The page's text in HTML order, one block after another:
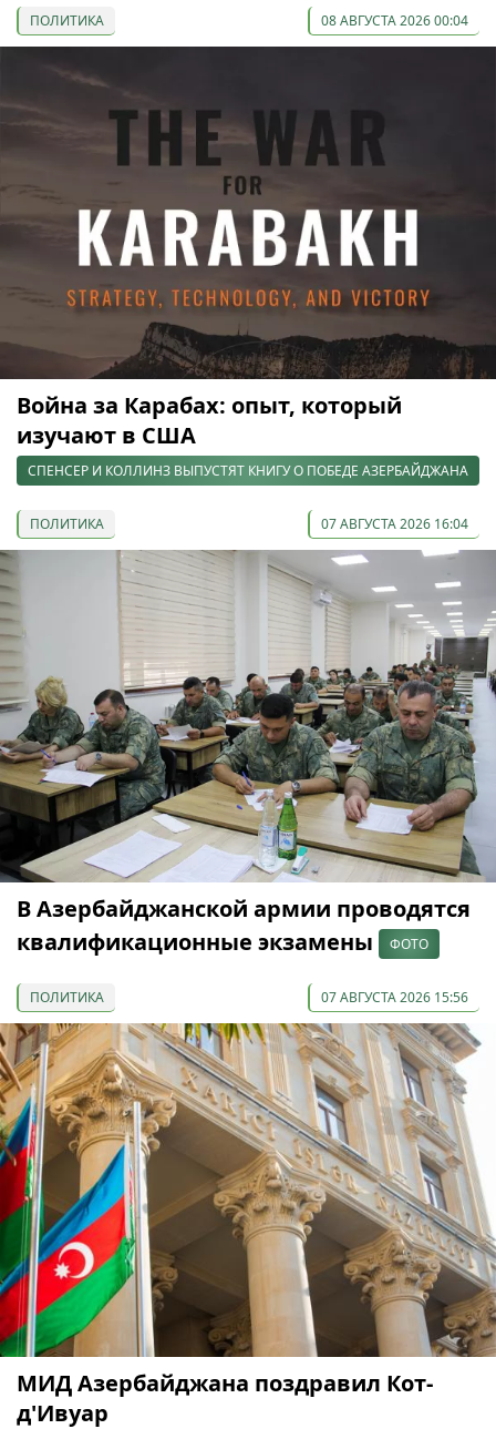
ПОЛИТИКА 08 АВГУСТА 2026 00:04
Война за Карабах: опыт, который
изучают в США
СПЕНСЕР И КОЛЛИНЗ ВЫПУСТЯТ КНИГУ О ПОБЕДЕ АЗЕРБАЙДЖАНА
ПОЛИТИКА 07 АВГУСТА 2026 16:04
В Азербайджанской армии проводятся
квалификационные экзамены
ФОТО
ПОЛИТИКА 07 АВГУСТА 2026 15:56
МИД Азербайджана поздравил Кот-
д'Ивуар